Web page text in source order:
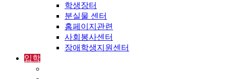
학생장터
분실물 센터
홈페이지관련
사회봉사센터
장애학생지원센터
입학